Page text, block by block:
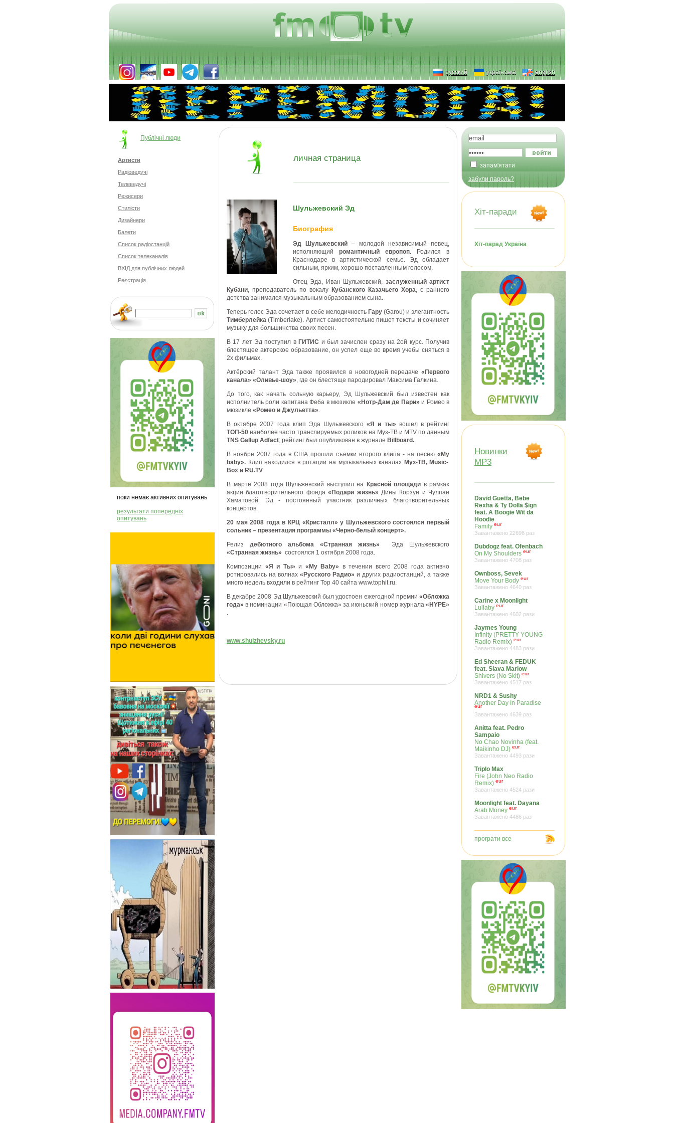
русский українська english
Публічні люди
Артисти
Радіоведучі
Телеведучі
Режисери
Стилісти
Дизайнери
Балети
Cписок радіостанцій
Список телеканалів
ВХІД для публічних людей
Реєстрація
поки немає активних опитувань
результати попередніх
опитувань
личная страница
Шульжевский Эд
Биография
Эд Шульжевский – молодой независимый певец,
исполняющий романтичный европоп. Родился в
Краснодаре в артистической семье. Эд обладает
сильным, ярким, хорошо поставленным голосом.
Отец Эда, Иван Шульжевский, заслуженный артист
Кубани, преподаватель по вокалу Кубанского Казачьего Хора, с раннего
детства занимался музыкальным образованием сына.
Теперь голос Эда сочетает в себе мелодичность Гару(Garou) и элегантность
Тимберлейка (Timberlake). Артист самостоятельно пишет тексты и сочиняет
музыку для большинства своих песен.
В 17 лет Эд поступил в ГИТИС и был зачислен сразу на 2ой курс. Получив
блестящее актерское образование, он успел еще во время учебы сняться в
2х фильмах.
Актёрский талант Эда также проявился в новогодней передаче «Первого
канала» «Оливье-шоу», где он блестяще пародировал Максима Галкина.
До того, как начать сольную карьеру, Эд Шульжевский был известен как
исполнитель роли капитана Феба в мюзикле «Нотр-Дам де Пари» и Ромео в
мюзикле «Ромео и Джульетта».
В октябре 2007 года клип Эда Шульжевского«Я и ты» вошел в рейтинг
ТОП-50 наиболее часто транслируемых роликов на Муз-ТВ и MTVпо данным
TNS Gallup Adfact; рейтинг был опубликован в журнале Billboard.
В ноябре 2007 года в США прошли съемки второго клипа - на песню « My
baby». Клип находился в ротации на музыкальных каналах Муз-ТВ, Music-
Box и RU.TV.
В марте 2008 года Шульжевский выступил на Красной площади в рамках
акции благотворительного фонда«Подари жизнь» Дины Корзун и Чулпан
Хаматовой. Эд - постоянный участник различных благотворительных
концертов.
20 мая 2008 года в КРЦ «Кристалл» у Шульжевского состоялся первый
сольник – презентация программы «Черно-белый концерт».
Релиз дебютного альбома «Странная жизнь»
Эда Шульжевского
«Странная жизнь» состоялся 1 октября 2008 года.
Композиции «Я и Ты» и «My Baby» в течении всего 2008 года активно
ротировались на волнах «Русского Радио» и других радиостанций, а также
много недель входили в рейтинг Top 40 сайта www.tophit.ru.
В декабре 2008 Эд Шульжевский был удостоен ежегодной премии «Обложка
года» в номинации «Поющая Обложка» за июньский номер журнала «HYPE»
.
www.shulzhevsky.ru
запам'ятати
забули пароль?
Хіт-паради
Хіт-парад Україна
Новинки
MP3
David Guetta, Bebe
Rexha & Ty Dolla $ign
feat. A Boogie Wit da
Hoodie
Family eur
Завантажено 22696 раз
Dubdogz feat. Ofenbach
On My Shoulders eur
Завантажено 4708 раз
Ownboss, Sevek
Move Your Body eur
Завантажено 4640 раз
Carine x Moonlight
Lullaby eur
Завантажено 4602 рази
Jaymes Young
Infinity (PRETTY YOUNG
Radio Remix) eur
Завантажено 4483 рази
Ed Sheeran & FEDUK
feat. Slava Marlow
Shivers (No Skit) eur
Завантажено 4517 раз
NRD1 & Sushy
Another Day In Paradise
eur
Завантажено 4639 раз
Anitta feat. Pedro
Sampaio
No Chao Novinha (feat.
Maikinho DJ) eur
Завантажено 4493 рази
Triplo Max
Fire (John Neo Radio
Remix) eur
Завантажено 4524 рази
Moonlight feat. Dayana
Arab Money eur
Завантажено 4486 раз
програти все